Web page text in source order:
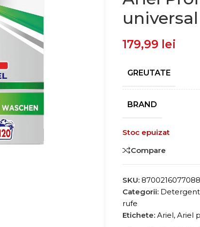
179,99 lei
GREUTATE
BRAND
Stoc epuizat
Compare
SKU: 8700216077088
Categorii:
rufe
Etichete: Ariel, Ariel